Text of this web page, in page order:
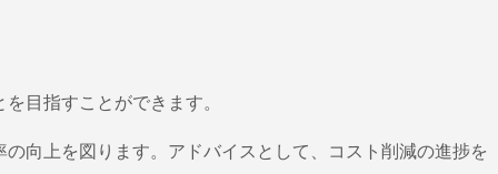
目指すことができます。
向上を図ります。アドバイスとして、コスト削減の進捗を